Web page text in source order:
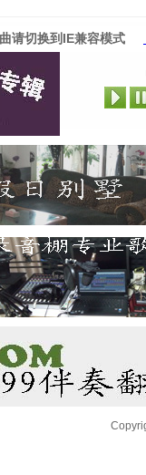
曲请切换到IE兼容模式